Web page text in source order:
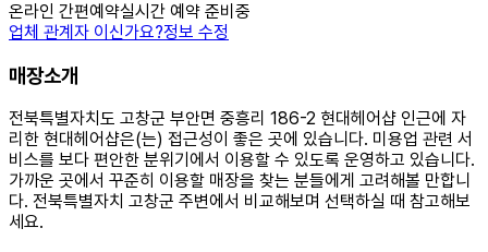
온라인 간편예약실시간 예약 준비중
업체 관계자 이신가요?정보 수정
매장소개
전북특별자치도 고창군 부안면 중흥리 186-2 현대헤어샵 인근에 자
리한 현대헤어샵은(는) 접근성이 좋은 곳에 있습니다. 미용업 관련 서
비스를 보다 편안한 분위기에서 이용할 수 있도록 운영하고 있습니다.
가까운 곳에서 꾸준히 이용할 매장을 찾는 분들에게 고려해볼 만합니
다. 전북특별자치 고창군 주변에서 비교해보며 선택하실 때 참고해보
세요.